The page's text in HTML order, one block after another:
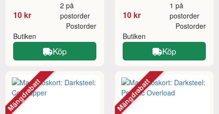
10 kr
2 på
postorder
Butiken
Postorder
Köp
10 kr
1 på
postorder
Butiken
Postorder
Köp
Mängdrabatt Mängdrabatt